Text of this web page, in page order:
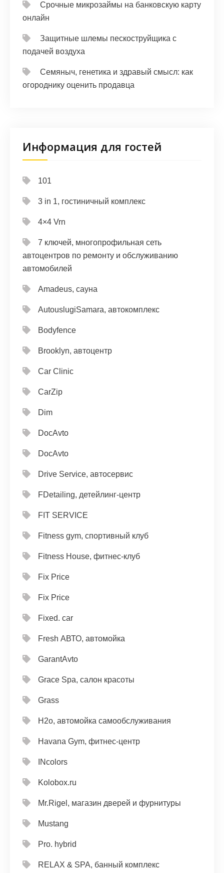
Срочные микрозаймы на банковскую карту
онлайн
Защитные шлемы пескоструйщика с
подачей воздуха
Семяныч, генетика и здравый смысл: как
огороднику оценить продавца
Информация для гостей
101
3 in 1, гостиничный комплекс
4×4 Vrn
7 ключей, многопрофильная сеть
автоцентров по ремонту и обслуживанию
автомобилей
Amadeus, сауна
AutouslugiSamara, автокомплекс
Bodyfence
Brooklyn, автоцентр
Car Clinic
CarZip
Dim
DocAvto
DocAvto
Drive Service, автосервис
FDetailing, детейлинг-центр
FIT SERVICE
Fitness gym, спортивный клуб
Fitness House, фитнес-клуб
Fix Price
Fix Price
Fixed. car
Fresh АВТО, автомойка
GarantAvto
Grace Spa, салон красоты
Grass
H2o, автомойка самообслуживания
Havana Gym, фитнес-центр
INcolors
Kolobox.ru
Mr.Rigel, магазин дверей и фурнитуры
Mustang
Pro. hybrid
RELAX & SPA, банный комплекс